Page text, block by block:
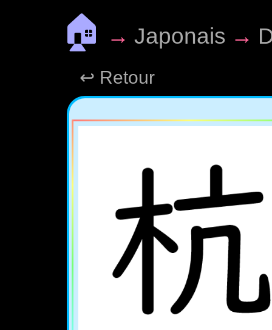
🏠 → Japonais →
↩ Retour